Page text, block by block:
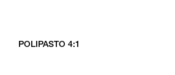
POLIPASTO 4:1